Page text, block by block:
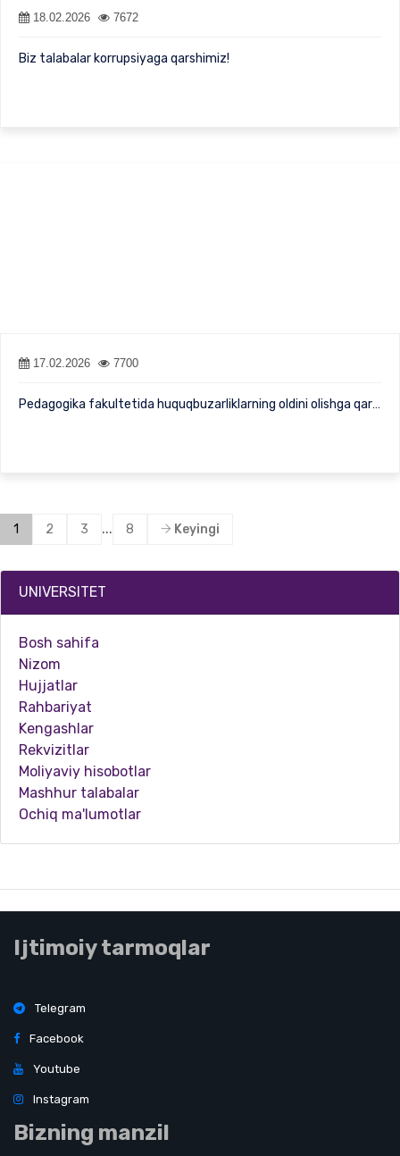
18.02.2026 7672
Biz talabalar korrupsiyaga qarshimiz!
17.02.2026 7700
Pedagogika fakultetida huquqbuzarliklarning oldini olishga qarat…
1 2 3 ... 8 Keyingi
UNIVERSITET
Bosh sahifa
Nizom
Hujjatlar
Rahbariyat
Kengashlar
Rekvizitlar
Moliyaviy hisobotlar
Mashhur talabalar
Ochiq ma'lumotlar
Ijtimoiy tarmoqlar
Telegram
Facebook
Youtube
Instagram
Bizning manzil